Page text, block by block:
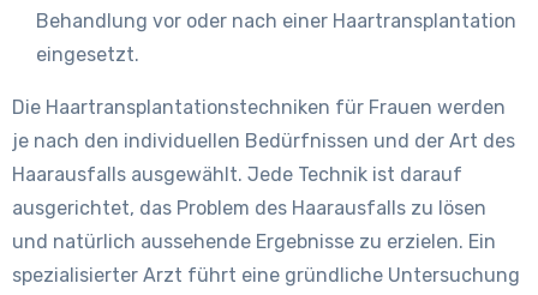
Behandlung vor oder nach einer Haartransplantation
eingesetzt.
Die Haartransplantationstechniken für Frauen werden
je nach den individuellen Bedürfnissen und der Art des
Haarausfalls ausgewählt. Jede Technik ist darauf
ausgerichtet, das Problem des Haarausfalls zu lösen
und natürlich aussehende Ergebnisse zu erzielen. Ein
spezialisierter Arzt führt eine gründliche Untersuchung